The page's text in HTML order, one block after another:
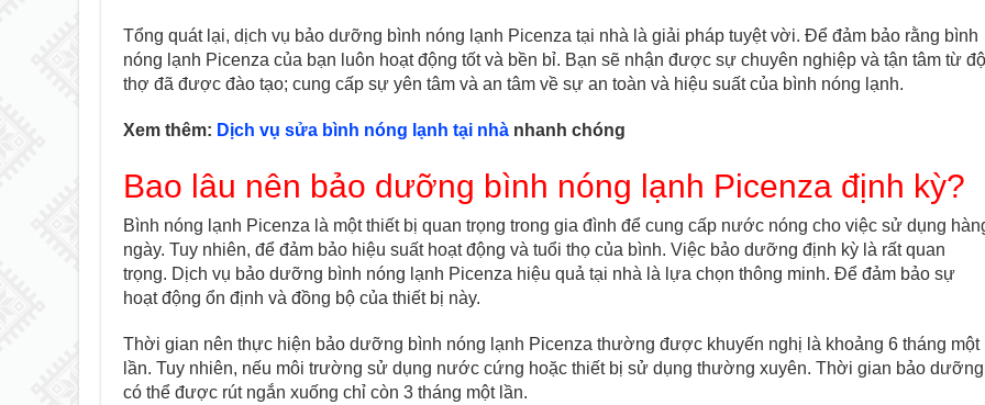
Tổng quát lại, dịch vụ bảo dưỡng bình nóng lạnh Picenza tại nhà là giải pháp tuyệt vời. Để đảm bảo rằng bình
nóng lạnh Picenza của bạn luôn hoạt động tốt và bền bỉ. Bạn sẽ nhận được sự chuyên nghiệp và tận tâm từ
thợ đã được đào tạo; cung cấp sự yên tâm và an tâm về sự an toàn và hiệu suất của bình nóng lạnh.
Xem thêm: Dịch vụ sửa bình nóng lạnh tại nhà nhanh chóng
Bao lâu nên bảo dưỡng bình nóng lạnh Picenza định kỳ?
Bình nóng lạnh Picenza là một thiết bị quan trọng trong gia đình để cung cấp nước nóng cho việc sử dụng
ngày. Tuy nhiên, để đảm bảo hiệu suất hoạt động và tuổi thọ của bình. Việc bảo dưỡng định kỳ là rất quan
trọng. Dịch vụ bảo dưỡng bình nóng lạnh Picenza hiệu quả tại nhà là lựa chọn thông minh. Để đảm bảo sự
hoạt động ổn định và đồng bộ của thiết bị này.
Thời gian nên thực hiện bảo dưỡng bình nóng lạnh Picenza thường được khuyến nghị là khoảng 6 tháng một
lần. Tuy nhiên, nếu môi trường sử dụng nước cứng hoặc thiết bị sử dụng thường xuyên. Thời gian bảo dưỡng
có thể được rút ngắn xuống chỉ còn 3 tháng một lần.